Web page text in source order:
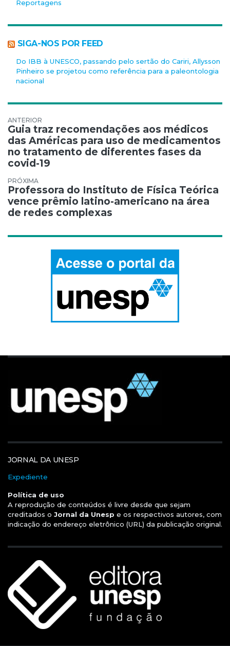
Reportagens
SIGA-NOS POR FEED
Do IBB à UNESCO, passando pelo sertão do Cariri, Allysson
Pinheiro se projetou como referência para a paleontologia
nacional
Navegação de Post
Guia traz recomendações aos médicos
das Américas para uso de medicamentos
no tratamento de diferentes fases da
covid-19
Professora do Instituto de Física Teórica
vence prêmio latino-americano na área
de redes complexas
JORNAL DA UNESP
Expediente
Política de uso
A reprodução de conteúdos é livre desde que sejam
creditados o Jornal da Unesp e os respectivos autores, com
indicação do endereço eletrônico (URL) da publicação original.